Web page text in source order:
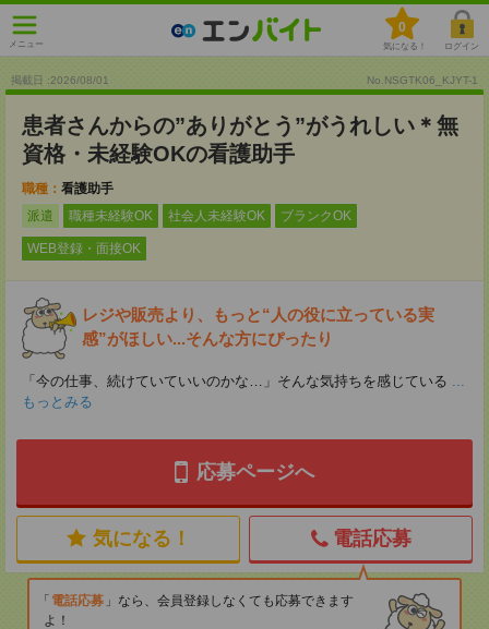
メニュー
0
気になる！ ログイン
掲載日 :2026/08/01 No.NSGTK06_KJYT-1
患者さんからの”ありがとう”がうれしい＊無
資格・未経験OKの看護助手
職種： 看護助手
派遣
職種未経験OK 社会人未経験OK ブランクOK
WEB登録・面接OK
レジや販売より、もっと“人の役に立っている実
感”がほしい...そんな方にぴったり
「今の仕事、続けていていいのかな…」そんな気持ちを感じている ...
もっとみる
応募ページへ
気になる！ 電話応募
電話応募
なら、会員登録しなくても応募できます
よ！